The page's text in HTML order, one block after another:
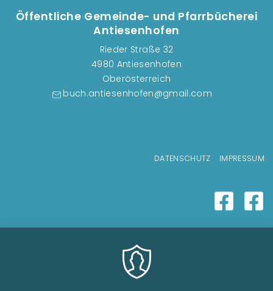
Öffentliche Gemeinde- und Pfarrbücherei
Antiesenhofen
Rieder Straße 32
4980 Antiesenhofen
Oberösterreich
buch.antiesenhofen@gmail.com
DATENSCHUTZ IMPRESSUM